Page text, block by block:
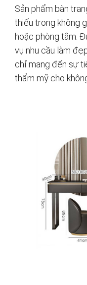
Sản phẩm bàn
thiếu trong không
hoặc phòng tắm.
vụ nhu cầu làm
chỉ mang đến sự
thẩm mỹ cho